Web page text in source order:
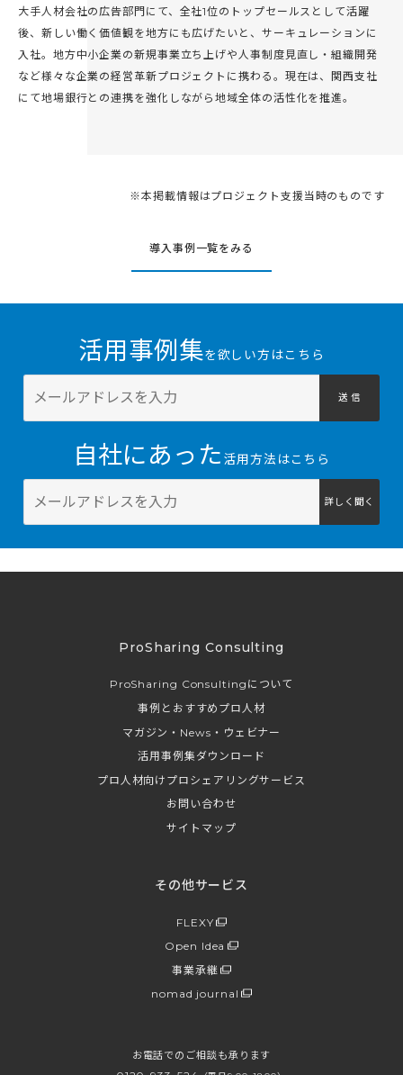
大手人材会社の広告部門にて、全社1位のトップセールスとして活躍
後、新しい働く価値観を地方にも広げたいと、サーキュレーションに
入社。地方中小企業の新規事業立ち上げや人事制度見直し・組織開発
など様々な企業の経営革新プロジェクトに携わる。現在は、関西支社
にて地場銀行との連携を強化しながら地域全体の活性化を推進。
※本掲載情報はプロジェクト支援当時のものです
導入事例一覧をみる
活用事例集を欲しい方はこちら
送 信
自社にあった 活用方法はこちら
詳しく聞く
ProSharing Consulting
ProSharing Consultingについて
事例とおすすめプロ人材
マガジン・News・ウェビナー
活用事例集ダウンロード
プロ人材向けプロシェアリングサービス
お問い合わせ
サイトマップ
その他サービス
FLEXY
Open Idea
事業承継
nomad journal
お電話でのご相談も承ります